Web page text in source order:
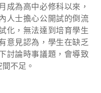
為高中必修科以來，
人士擔心公開試的倒流
化，無法達到培育學生
意見認為，學生在缺乏
討論時事議題，會導致
不足。